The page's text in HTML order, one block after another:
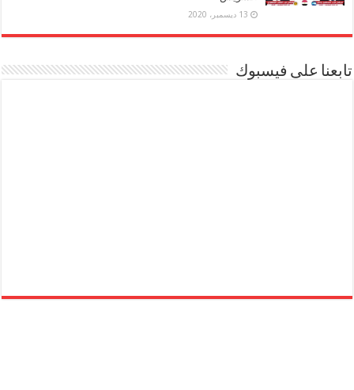
13 ديسمبر، 2020
تابعنا على فيسبوك